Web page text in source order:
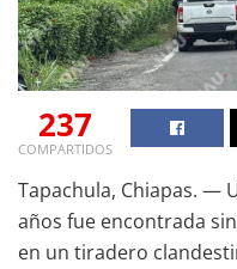
237
COMPARTIDOS
Tapachula, Chiapas. —
años fue encontrada
en un tiradero